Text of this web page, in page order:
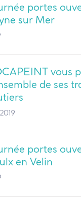
portes
sur Mer
vous
de ses
portes
en Velin